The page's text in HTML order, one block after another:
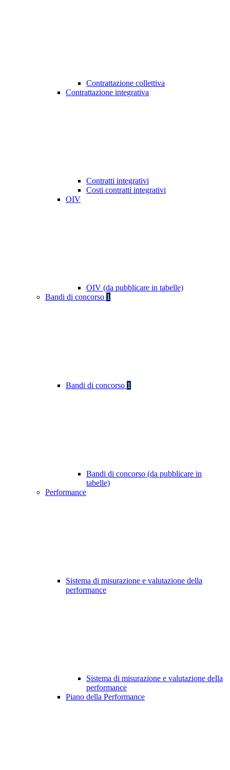
Contrattazione collettiva
Contrattazione integrativa
Contratti integrativi
Costi contratti integrativi
OIV
OIV (da pubblicare in tabelle)
Bandi di concorso 1
Bandi di concorso 1
Bandi di concorso (da pubblicare in
tabelle)
Performance
Sistema di misurazione e valutazione della
performance
Sistema di misurazione e valutazione della
performance
Piano della Performance